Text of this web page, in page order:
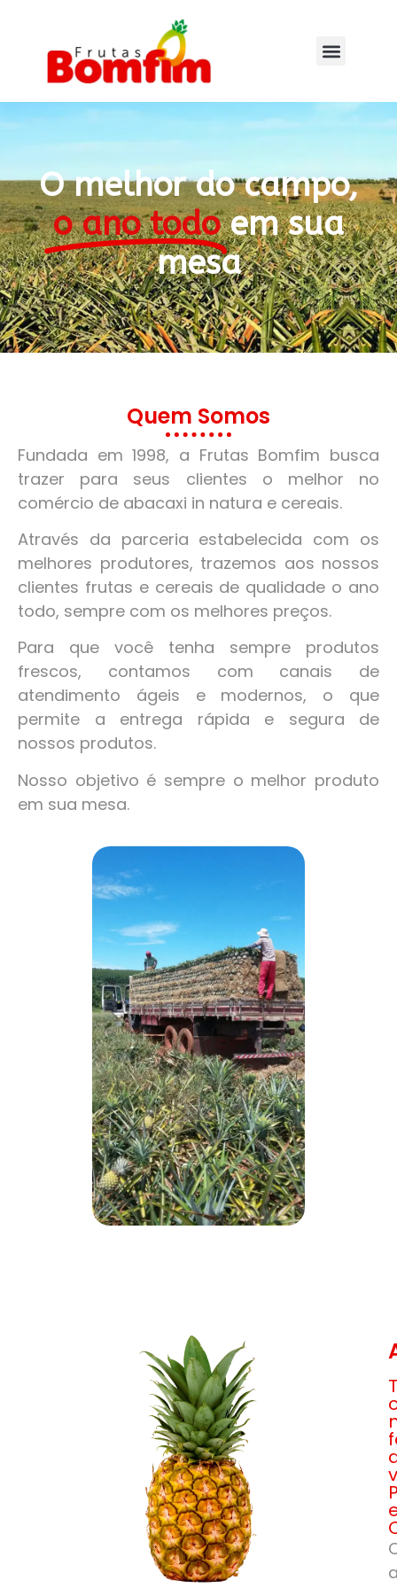
O melhor do campo,
o ano todo em sua
mesa
Quem Somos
Fundada em 1998, a Frutas Bomfim busca
trazer para seus clientes o melhor no
comércio de abacaxi in natura e cereais.
Através da parceria estabelecida com os
melhores produtores, trazemos aos nossos
clientes frutas e cereais de qualidade o ano
todo, sempre com os melhores preços.
Para que você tenha sempre produtos
frescos, contamos com canais de
atendimento ágeis e modernos, o que
permite a entrega rápida e segura de
nossos produtos.
Nosso objetivo é sempre o melhor produto
em sua mesa.